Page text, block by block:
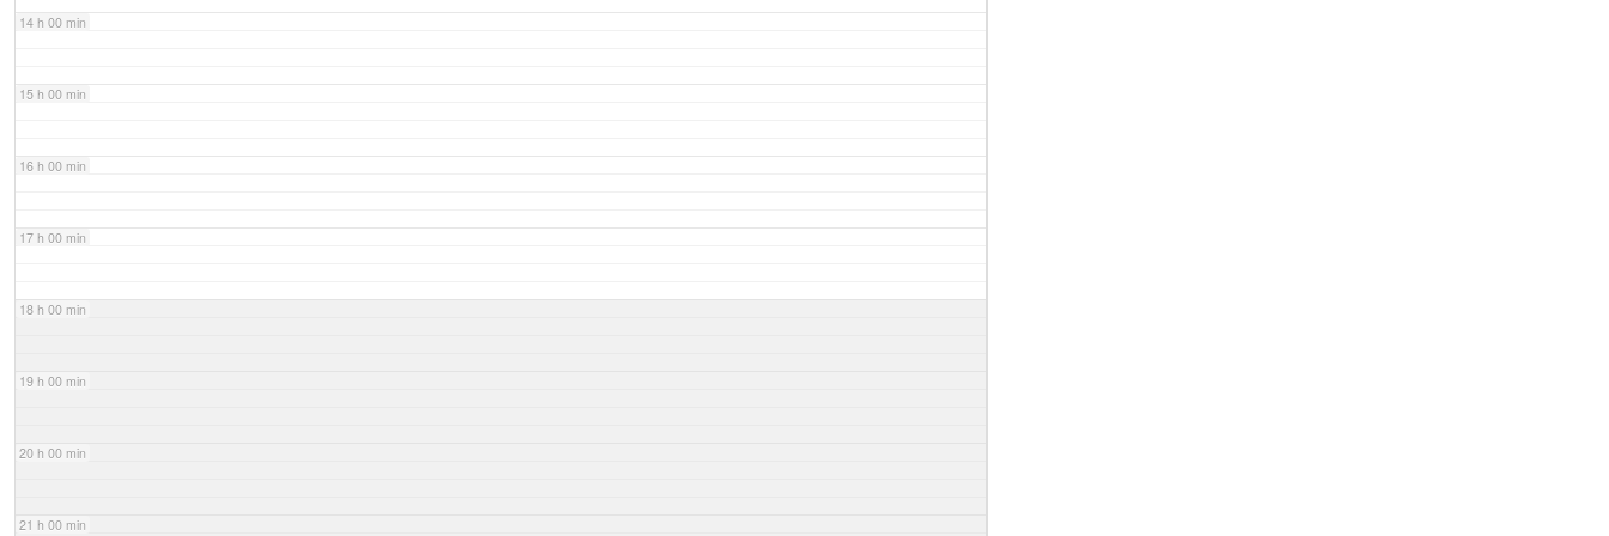
14 h 00 min
15 h 00 min
16 h 00 min
17 h 00 min
18 h 00 min
19 h 00 min
20 h 00 min
21 h 00 min